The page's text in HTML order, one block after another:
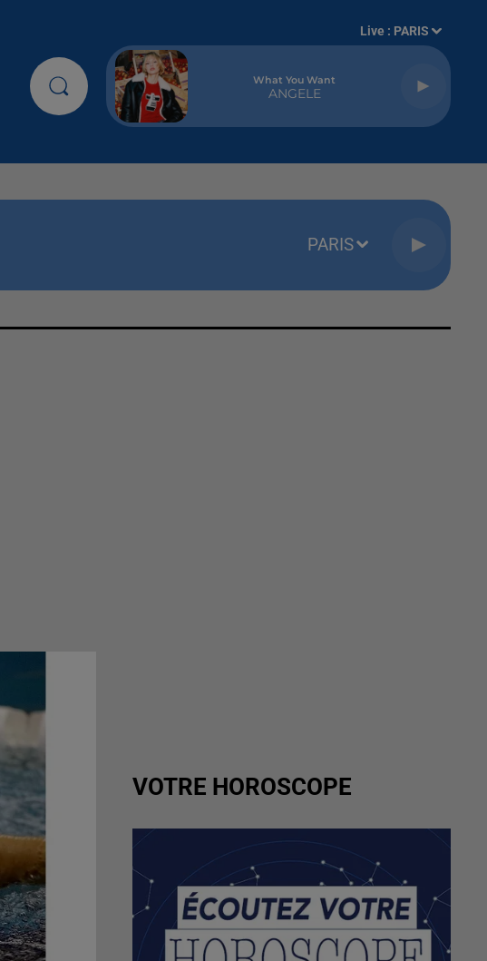
Live : PARIS
What You Want
ANGELE
PARIS
VOTRE HOROSCOPE